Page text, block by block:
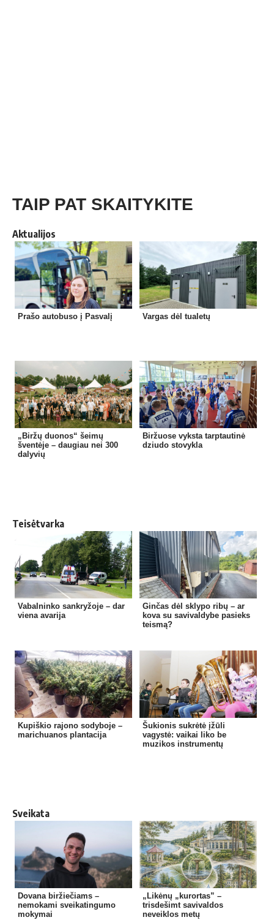
TAIP PAT SKAITYKITE
Aktualijos
Prašo autobuso į Pasvalį Vargas dėl tualetų
„Biržų duonos“ šeimų
šventėje – daugiau nei 300
dalyvių
Biržuose vyksta tarptautinė
dziudo stovykla
Teisėtvarka
Vabalninko sankryžoje – dar
viena avarija
Ginčas dėl sklypo ribų – ar
kova su savivaldybe pasieks
teismą?
Kupiškio rajono sodyboje –
marichuanos plantacija
Šukionis sukrėtė įžūli
vagystė: vaikai liko be
muzikos instrumentų
Sveikata
Dovana biržiečiams –
nemokami sveikatingumo
mokymai
„Likėnų „kurortas” –
trisdešimt savivaldos
neveiklos metų